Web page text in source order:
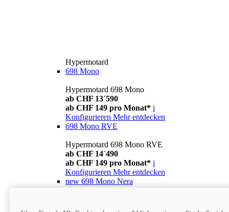
Hypermotard
698 Mono
Hypermotard 698 Mono
ab CHF 13´590
ab CHF 149 pro Monat* i
Konfigurieren Mehr entdecken
698 Mono RVE
Hypermotard 698 Mono RVE
ab CHF 14´490
ab CHF 149 pro Monat* i
Konfigurieren Mehr entdecken
new 698 Mono Nera
ab CHF 13´990